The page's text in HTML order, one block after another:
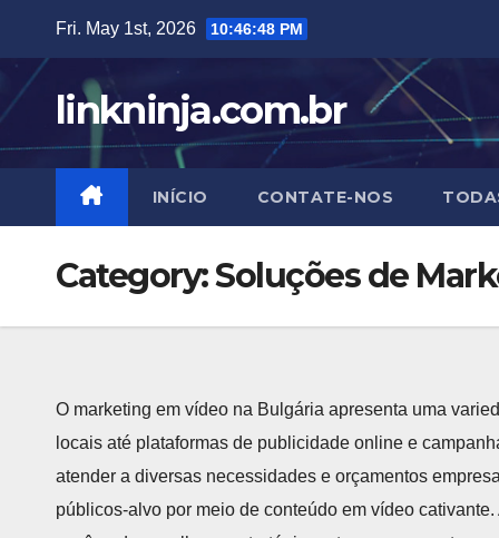
content
Fri. May 1st, 2026 10:46:48 PM
linkninja.com.br
INÍCIO CONTATE-NOS
Category:Soluções de
O marketing em vídeo na Bulgária apresenta uma
locais até plataformas de publicidade online e
atender a diversas necessidades e orçamentos
públicos-alvo por meio de conteúdo em vídeo